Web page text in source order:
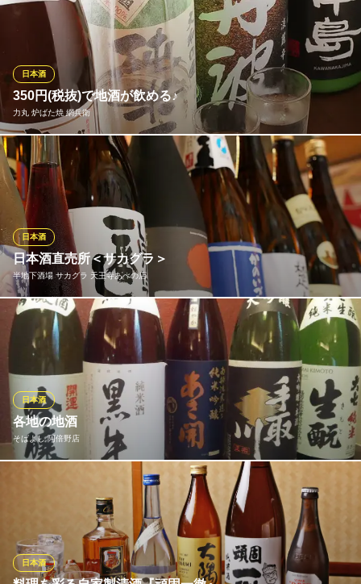
と風味がしっかりしてキレのある「勝山 緑」など、厳選した日本
酒や焼酎などを多数取り揃えております。和の食事に合うワイン
や女性に人気のある果実酒などもご用意しております。
寅福 あべのハルカスダイニング店
和食と日本酒ダイニング
大阪メトロ御堂筋線天王寺駅10番出口 徒歩1分
大阪府大阪市阿倍野区阿倍野筋1-1-43 あべのハルカス近鉄タワー館あべのハルカス
ダイニング12F
350円(税抜)で地酒が飲める♪
力丸 炉ばた焼 網兵衛
日本酒
網兵衛では、純米酒から大吟醸まで、店長厳選の地酒ご用意して
おります！もちろん、こちらも全て350円(税抜)で飲めちゃいます
♪また、上質の甘さ＆後味さわやかで女性にオススメなのが、『極
上の甘口』。『ピーチスパークリングゼリー』もぷるんとした食
感とシュワシュワときらめく炭酸で飲みやすく人気です！
力丸 炉ばた焼 網兵衛
350円均一の炉ばた焼
ＪＲ天王寺駅北口 徒歩1分
大阪府大阪市天王寺区堀越町16-9
日本酒直売所＜サカグラ＞
半地下酒場 サカグラ 天王寺あべの店
日本酒
阿倍野駅徒歩2分の半地下にある＼日本酒直売所／のサカグラ！直
売所ならではの価格にて提出してるのでお好きな日本酒にサカグ
ラでぜひ出会ってくださいませ＾＾季節に合わせた日本酒を四季
に合わせご用意しているので行く時期によっては違った日本酒の
ラインナップを楽しんでいただけます！
半地下酒場 サカグラ 天王寺あべの店
日本酒直売所 大衆酒場
大阪府大阪市阿倍野区阿倍野筋2-4-48 日光あべの駅前ビル1F
各地の地酒
そばよし 阿倍野店
日本酒
蕎麦に良く合う地酒はもちろん、夜はお洒落な、 そば居酒屋に変
身しますので、和の素材に合う、 人気の地酒や隠れた人気の地酒
も取り揃えております。
そばよし 阿倍野店
本物！手作り和食料理！
日本酒